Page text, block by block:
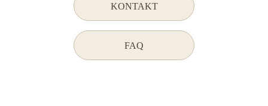
KONTAKT
FAQ